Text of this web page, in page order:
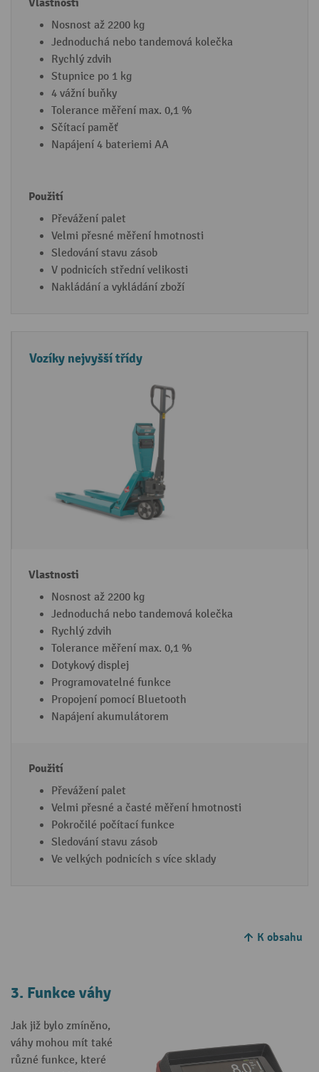
Nosnost až 2200 kg
Jednoduchá nebo tandemová kolečka
Rychlý zdvih
Stupnice po 1 kg
4 vážní buňky
Tolerance měření max. 0,1 %
Sčítací paměť
Napájení 4 bateriemi AA
Převážení palet
Velmi přesné měření hmotnosti
Sledování stavu zásob
V podnicích střední velikosti
Nakládání a vykládání zboží
Vozíky nejvyšší třídy
Nosnost až 2200 kg
Jednoduchá nebo tandemová kolečka
Rychlý zdvih
Tolerance měření max. 0,1 %
Dotykový displej
Programovatelné funkce
Propojení pomocí Bluetooth
Napájení akumulátorem
Převážení palet
Velmi přesné a časté měření hmotnosti
Pokročilé počítací funkce
Sledování stavu zásob
Ve velkých podnicích s více sklady
K obsahu
3. Funkce váhy
Jak již bylo zmíněno,
váhy mohou mít také
různé funkce, které